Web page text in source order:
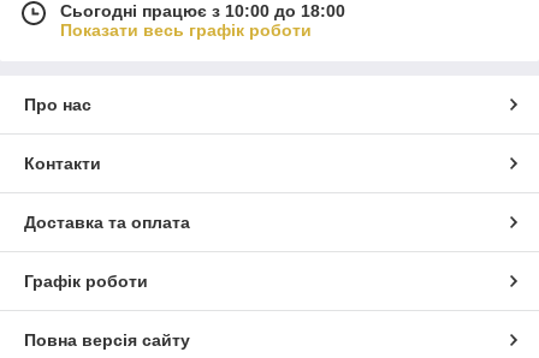
Сьогодні працює з 10:00 до 18:00
Показати весь графік роботи
Про нас
Контакти
Доставка та оплата
Графік роботи
Повна версія сайту